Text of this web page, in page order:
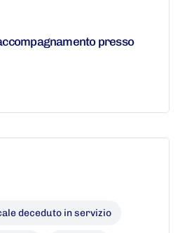
presso
deceduto in servizio